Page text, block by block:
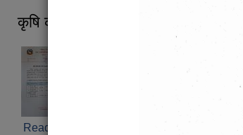
कृषि कार्यक्रमको लागि लाभग्राही छनौट
Read more